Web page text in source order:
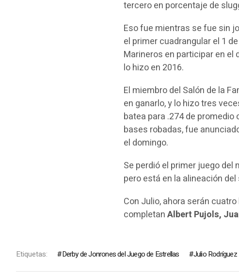
tercero en porcentaje de
Eso fue mientras se fue sin
el primer cuadrangular el 1
Marineros en participar en el
lo hizo en 2016.
El miembro del Salón de la
en ganarlo, y lo hizo tres
batea para .274 de
bases robadas, fue
el domingo.
Se perdió el primer juego
pero está en la alineación del
Con Julio, ahora serán
completanAlbert Pujols,
Etiquetas: Derby de Jonrones del Juego de Estrellas Julio Rodríguez